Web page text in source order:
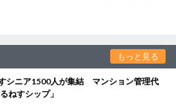
もっと見る
シニア1500人が集結 マンション管理代
ねすシップ」